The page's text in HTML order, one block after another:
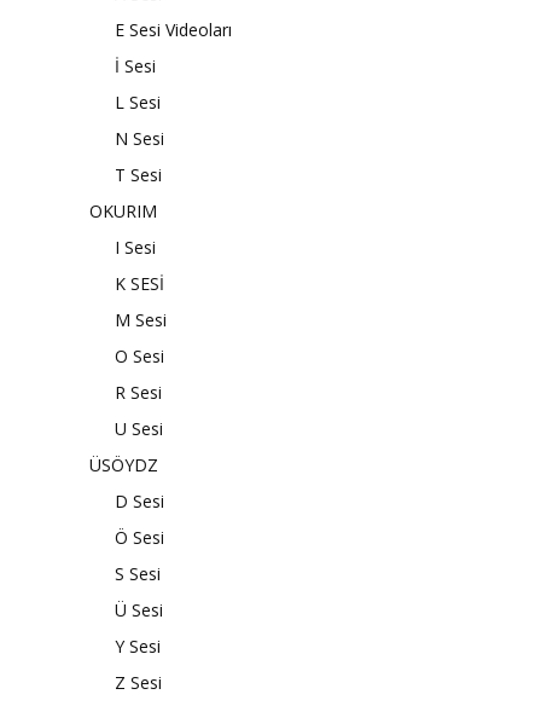
E Sesi Videoları
İ Sesi
L Sesi
N Sesi
T Sesi
OKURIM
I Sesi
K SESİ
M Sesi
O Sesi
R Sesi
U Sesi
ÜSÖYDZ
D Sesi
Ö Sesi
S Sesi
Ü Sesi
Y Sesi
Z Sesi